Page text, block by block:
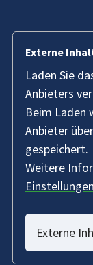
Externe
Laden Sie
Anbieters
Beim Laden
Anbieter
gespeichert.
Weitere
Einstellungen
Externe